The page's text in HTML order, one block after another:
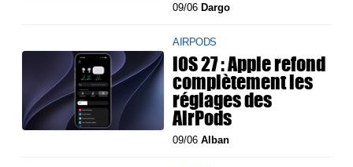
09/06Dargo
AIRPODS
iOS 27 : Apple refond
complètement les
réglages des
AirPods
09/06Alban